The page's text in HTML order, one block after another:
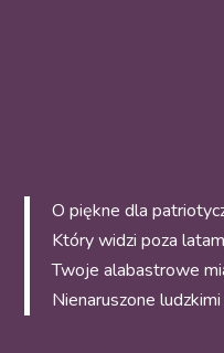
O piękne dla
Który widzi poza
Twoje alabastrowe
Nienaruszone ludzkimi